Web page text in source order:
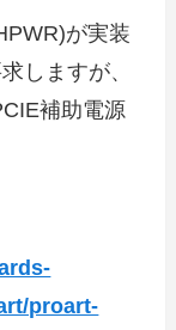
が実装
しますが、
補助電源
proart-